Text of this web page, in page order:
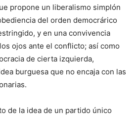
propone un liberalismo simplón
del orden democrárico
y en una convivencia
ojos ante el conflicto; así como
de cierta izquierda,
burguesa que no encaja con las
de la idea de un partido único